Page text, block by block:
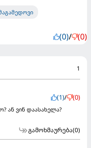
(0)/ (0)
1
(1)/ (0)
ან ვინ დაასახელა?
გამოხმაურება(0)